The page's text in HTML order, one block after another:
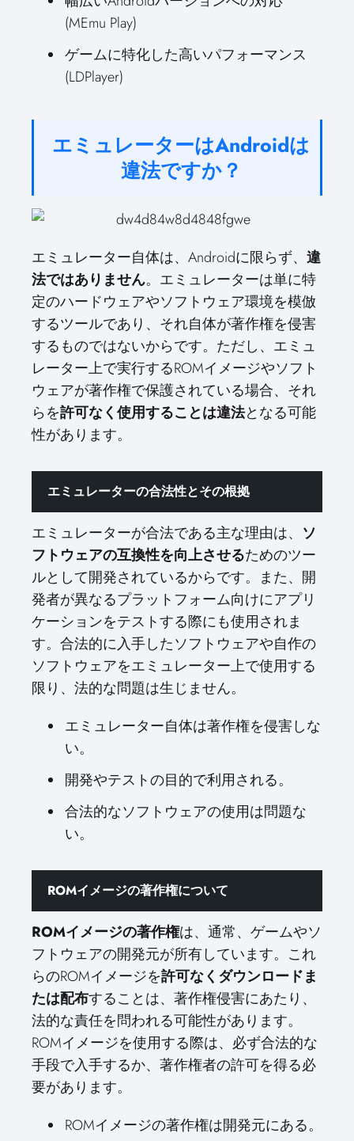
(MEmu Play)
ゲームに特化した高いパフォーマンス
(LDPlayer)
エミュレーターはAndroidは
違法ですか？
エミュレーター自体は、Androidに限らず、 違
法ではありません。エミュレーターは単に特
定のハードウェアやソフトウェア環境を模倣
するツールであり、それ自体が著作権を侵害
するものではないからです。ただし、エミュ
レーター上で実行するROMイメージやソフト
ウェアが著作権で保護されている場合、それ
らを許可なく使用することは違法となる可能
性があります。
エミュレーターの合法性とその根拠
エミュレーターが合法である主な理由は、 ソ
フトウェアの互換性を向上させるためのツー
ルとして開発されているからです。また、開
発者が異なるプラットフォーム向けにアプリ
ケーションをテストする際にも使用されま
す。合法的に入手したソフトウェアや自作の
ソフトウェアをエミュレーター上で使用する
限り、法的な問題は生じません。
エミュレーター自体は著作権を侵害しな
い。
開発やテストの目的で利用される。
合法的なソフトウェアの使用は問題な
い。
ROMイメージの著作権について
ROMイメージの著作権は、通常、ゲームやソ
フトウェアの開発元が所有しています。これ
らのROMイメージを許可なくダウンロードま
たは配布することは、著作権侵害にあたり、
法的な責任を問われる可能性があります。
ROMイメージを使用する際は、必ず合法的な
手段で入手するか、著作権者の許可を得る必
要があります。
ROMイメージの著作権は開発元にある。